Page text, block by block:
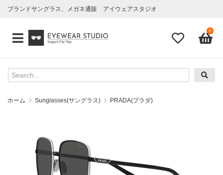
ブランドサングラス、メガネ通販 アイウェアスタジオ
0
ホーム Sunglasses(サングラス) PRADA(プラダ)